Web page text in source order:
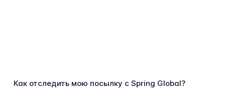
Как отследить мою посылку с Spring Global?